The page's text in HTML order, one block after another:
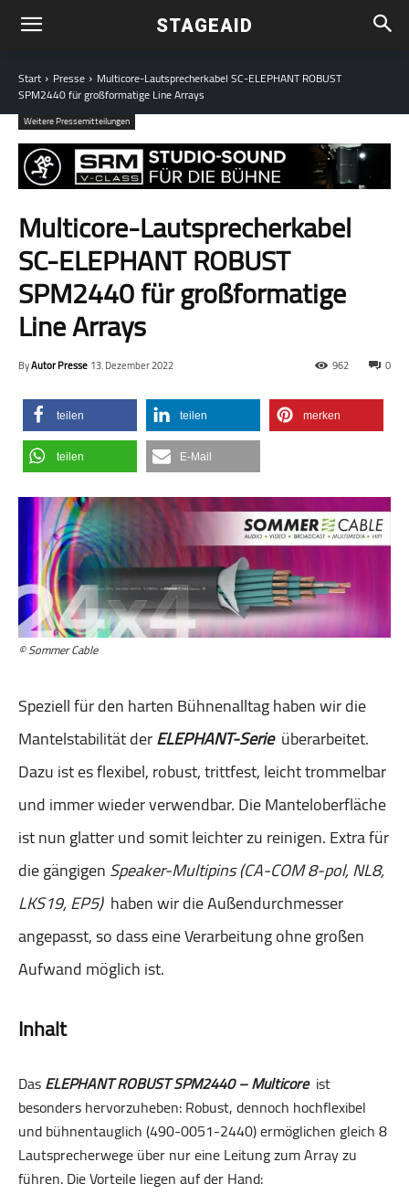
STAGEAID
Start Presse Multicore-Lautsprecherkabel SC-ELEPHANT ROBUST
SPM2440 für großformatige Line Arrays
Weitere Pressemitteilungen
Multicore-Lautsprecherkabel
SC-ELEPHANT ROBUST
SPM2440 für großformatige
Line Arrays
ByAutor Presse 13. Dezember 2022 0
962
teilen teilen merken
teilen E-Mail
© Sommer Cable
Speziell für den harten Bühnenalltag haben wir die
Mantelstabilität derELEPHANT-Serieüberarbeitet.
Dazu ist es flexibel, robust, trittfest, leicht trommelbar
und immer wieder verwendbar. Die Manteloberfläche
ist nun glatter und somit leichter zu reinigen. Extra für
die gängigenSpeaker-Multipins (CA-COM 8-pol, NL8,
LKS19, EP5)haben wir die Außendurchmesser
angepasst, so dass eine Verarbeitung ohne großen
Aufwand möglich ist.
Inhalt
DasELEPHANT ROBUST SPM2440 – Multicoreist
besonders hervorzuheben: Robust, dennoch hochflexibel
und bühnentauglich (490-0051-2440) ermöglichen gleich 8
Lautsprecherwege über nur eine Leitung zum Array zu
führen. Die Vorteile liegen auf der Hand: